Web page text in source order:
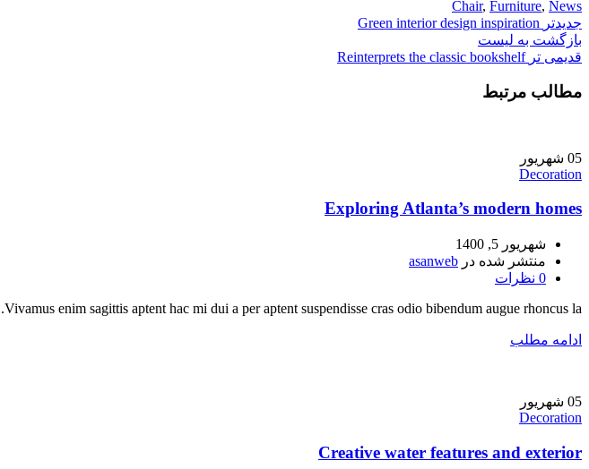
Chair, Furniture, News
جدیدتر Green interior design inspiration
بازگشت به لیست
قدیمی تر Reinterprets the classic bookshelf
مطالب مرتبط
05 شهریور
Decoration
Exploring Atlanta’s modern homes
شهریور 5, 1400
منتشر شده در asanweb
0 نظرات
Vivamus enim sagittis aptent hac mi dui a per aptent suspendisse cras odio bibendum augue rhoncus la...
ادامه مطلب
05 شهریور
Decoration
Creative water features and exterior